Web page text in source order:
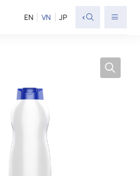
EN VN JP <